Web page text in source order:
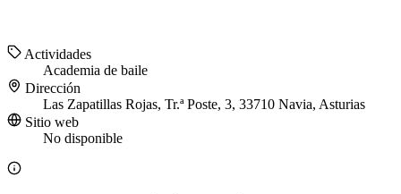
Actividades
Academia de baile
Dirección
Las Zapatillas Rojas, Tr.ª Poste, 3, 33710 Navia, Asturias
Sitio web
No disponible